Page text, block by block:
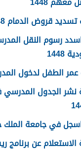
قروض الدمام 1448
رسوم النقل
1448
الطفل لدخول
نشر الجدول
في جامعة الملك
عن برنامج